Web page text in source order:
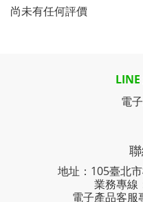
尚未有任何評價
LINE
電
地址：105臺北
業務專線
電子產品客服